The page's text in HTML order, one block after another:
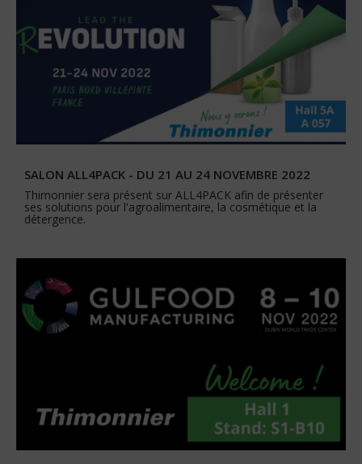
SALON ALL4PACK - DU 21 AU 24 NOVEMBRE 2022
Thimonnier sera présent sur ALL4PACK afin de présenter
ses solutions pour l'agroalimentaire, la cosmétique et la
détergence.